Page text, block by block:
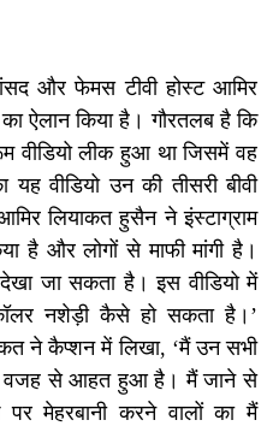
और फेमस टीवी होस्ट आमिर
ऐलान किया है। गौरतलब है कि
वीडियो लीक हुआ था जिसमें वह
वीडियो उन की तीसरी बीवी
लियाकत हुसैन ने इंस्टाग्राम
है और लोगों से माफी मांगी है।
देखा जा सकता है। इस वीडियो में
नशेड़ी कैसे हो सकता है।’
ने कैप्शन में लिखा, ‘मैं उन सभी
वजह से आहत हुआ है। मैं जाने से
मेहरबानी करने वालों का मैं